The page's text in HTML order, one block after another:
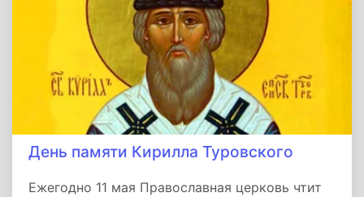
День памяти Кирилла Туровского
Ежегодно 11 мая Православная церковь чтит